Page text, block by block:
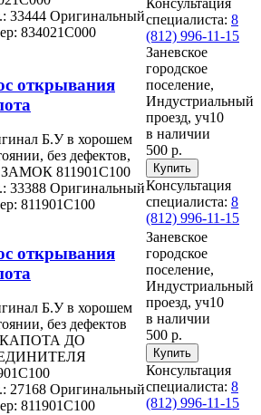
33444 Оригинальный
834021C000
специалиста: 8
(812) 996-11-15
открывания
Б.У в хорошем
без дефектов,
811901C100
33388 Оригинальный
811901C100
Заневское
городское
поселение,
Индустриальный
проезд, уч10
в наличии
500 р.
Консультация
специалиста: 8
(812) 996-11-15
открывания
Б.У в хорошем
без дефектов
ДО
27168 Оригинальный
811901C100
Заневское
городское
поселение,
Индустриальный
проезд, уч10
в наличии
500 р.
Консультация
специалиста: 8
(812) 996-11-15